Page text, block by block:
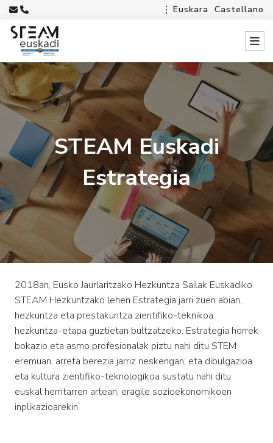
Euskara Castellano
STEAM Euskadi
Estrategia
2018an, Eusko Jaurlaritzako Hezkuntza Sailak Euskadiko
STEAM Hezkuntzako lehen Estrategia jarri zuen abian,
hezkuntza eta prestakuntza zientifiko-teknikoa
hezkuntza-etapa guztietan bultzatzeko. Estrategia horrek
bokazio eta asmo profesionalak piztu nahi ditu STEM
eremuan, arreta berezia jarriz neskengan; eta dibulgazioa
eta kultura zientifiko-teknologikoa sustatu nahi ditu
euskal herritarren artean, eragile sozioekonomikoen
inplikazioarekin.